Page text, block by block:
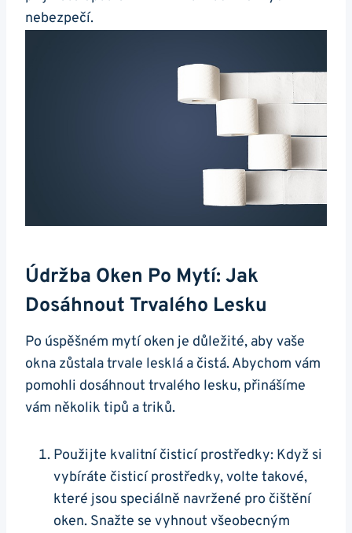
nebezpečí.
Údržba Oken Po Mytí: Jak
Dosáhnout Trvalého Lesku
Po úspěšném mytí oken je důležité, aby vaše
okna zůstala trvale lesklá a čistá. Abychom vám
pomohli dosáhnout trvalého lesku, přinášíme
vám několik tipů a triků.
Použijte kvalitní čisticí prostředky: Když si
vybíráte čisticí prostředky, volte takové,
které jsou speciálně navržené pro čištění
oken. Snažte se vyhnout všeobecným